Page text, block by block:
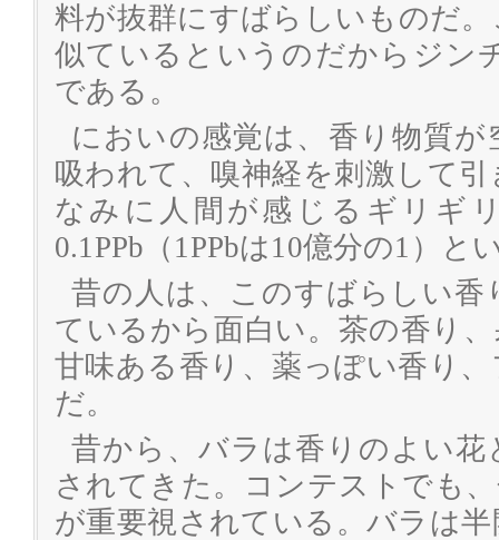
料が抜群にすばらしいものだ
似ているというのだからジン
である。
においの感覚は、香り物質
吸われて、嗅神経を刺激して
なみに人間が感じるギリギ
0.1PPb（1PPbは10億分の1）と
昔の人は、このすばらしい
ているから面白い。茶の香り
甘味ある香り、薬っぽい香り
だ。
昔から、バラは香りのよい
されてきた。コンテストでも
が重要視されている。バラは